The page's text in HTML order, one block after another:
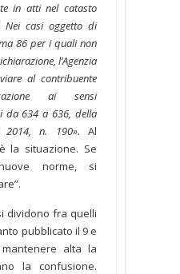
in atti nel catasto
Nei casi oggetto di
86 per i quali non
l’Agenzia
al contribuente
ai sensi
da 634 a 636, della
2014, n. 190». Al
la situazione. Se
norme, si
dividono fra quelli
pubblicato il 9 e
alta la
la confusione.